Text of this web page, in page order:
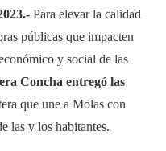
Para elevar la calidad
públicas que impacten
y social de las
Concha entregó las
que une a Molas con
las y los habitantes.